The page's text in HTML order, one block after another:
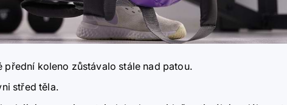
přední koleno zůstávalo stále nad patou.
střed těla.